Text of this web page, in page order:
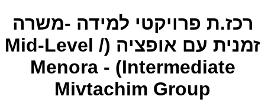
רכז.ת פרויקטי למידה -משרה
זמנית עם אופציה (Mid-Level /
Intermediate) - Menora
Mivtachim Group